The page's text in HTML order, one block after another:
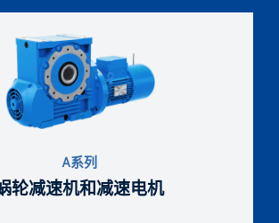
A系列
轮减速机和减速电机